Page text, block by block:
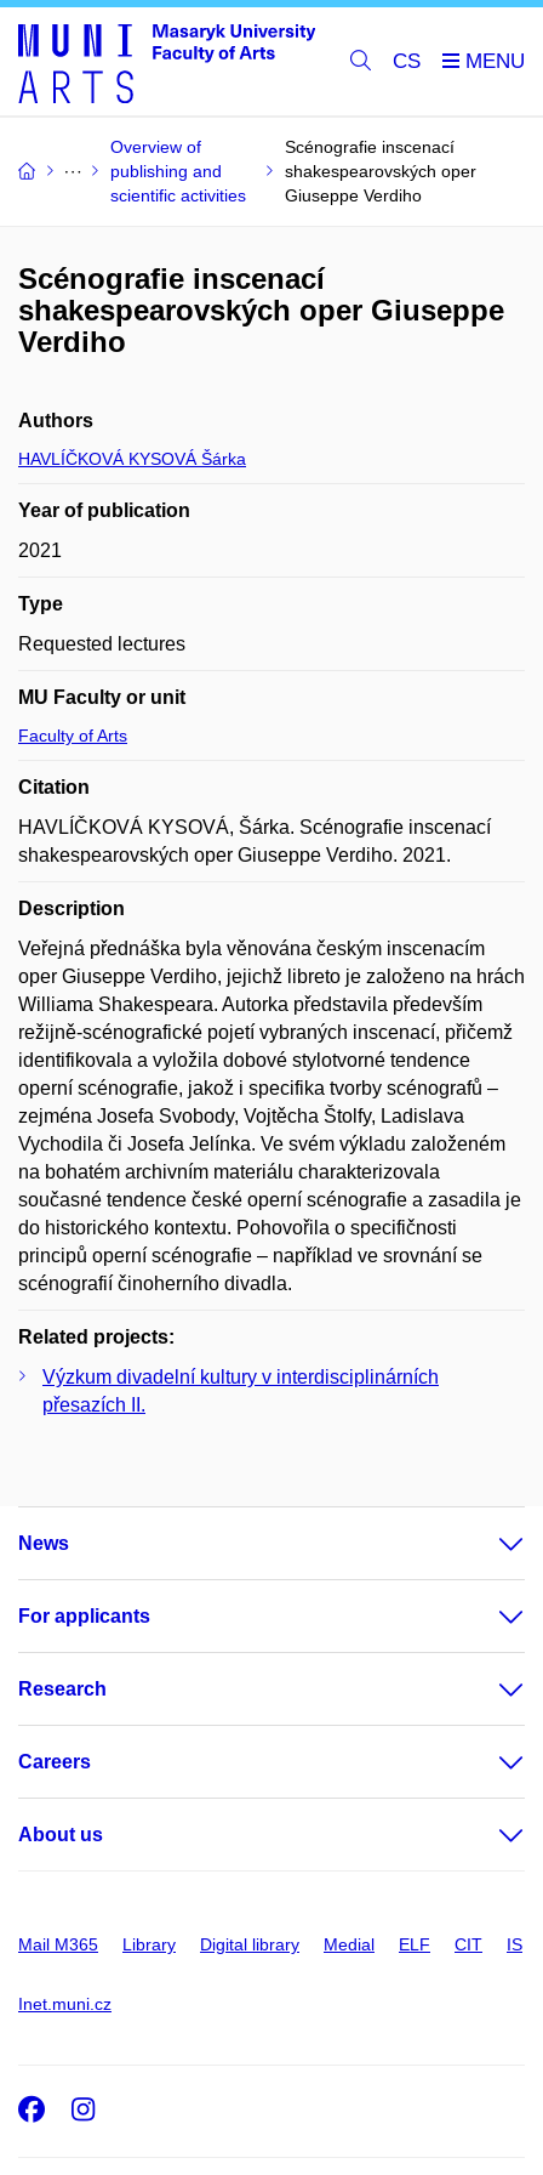
CS
Overview of
publishing and
scientific activities
Scénografie inscenací
shakespearovských oper
Giuseppe Verdiho
Scénografie inscenací
shakespearovských oper Giuseppe
Verdiho
Authors
HAVLÍČKOVÁ KYSOVÁ Šárka
Year of publication
2021
Type
Requested lectures
MU Faculty or unit
Faculty of Arts
Citation
HAVLÍČKOVÁ KYSOVÁ, Šárka. Scénografie inscenací
shakespearovských oper Giuseppe Verdiho. 2021.
Description
Veřejná přednáška byla věnována českým inscenacím
oper Giuseppe Verdiho, jejichž libreto je založeno na hrách
Williama Shakespeara. Autorka představila především
režijně-scénografické pojetí vybraných inscenací, přičemž
identifikovala a vyložila dobové stylotvorné tendence
operní scénografie, jakož i specifika tvorby scénografů –
zejména Josefa Svobody, Vojtěcha Štolfy, Ladislava
Vychodila či Josefa Jelínka. Ve svém výkladu založeném
na bohatém archivním materiálu charakterizovala
současné tendence české operní scénografie a zasadila je
do historického kontextu. Pohovořila o specifičnosti
principů operní scénografie – například ve srovnání se
scénografií činoherního divadla.
Related projects:
Výzkum divadelní kultury v interdisciplinárních
přesazích II.
News
For applicants
Research
Careers
About us
Mail M365 Library Digital library Medial ELF CIT IS
Inet.muni.cz
Facebook
Instagram